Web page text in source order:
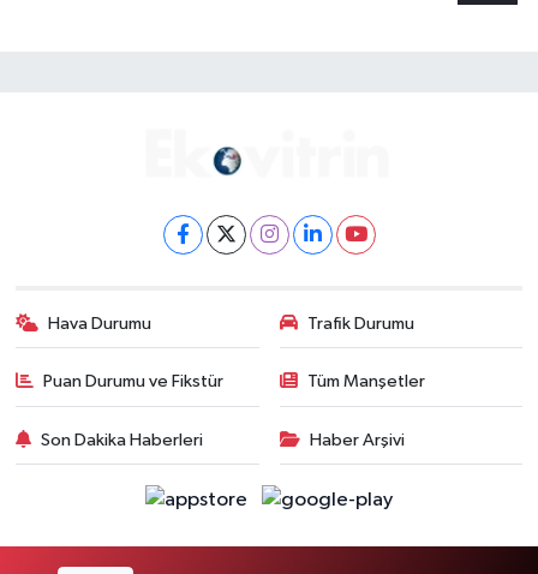
Hava Durumu Trafik Durumu
Puan Durumu ve Fikstür Tüm Manşetler
Son Dakika Haberleri Haber Arşivi